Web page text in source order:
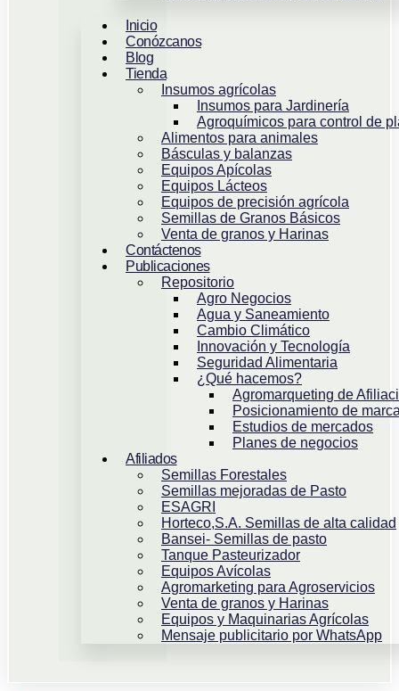
Inicio
Conózcanos
Blog
Tienda
Insumos agrícolas
Insumos para Jardinería
Agroquímicos para control de
Alimentos para animales
Básculas y balanzas
Equipos Apícolas
Equipos Lácteos
Equipos de precisión agrícola
Semillas de Granos Básicos
Venta de granos y Harinas
Contáctenos
Publicaciones
Repositorio
Agro Negocios
Agua y Saneamiento
Cambio Climático
Innovación y Tecnología
Seguridad Alimentaria
¿Qué hacemos?
Agromarqueting de
Posicionamiento de
Estudios de mercados
Planes de negocios
Afiliados
Semillas Forestales
Semillas mejoradas de Pasto
ESAGRI
Horteco,S.A. Semillas de alta calidad
Bansei- Semillas de pasto
Tanque Pasteurizador
Equipos Avícolas
Agromarketing para Agroservicios
Venta de granos y Harinas
Equipos y Maquinarias Agrícolas
Mensaje publicitario por WhatsApp